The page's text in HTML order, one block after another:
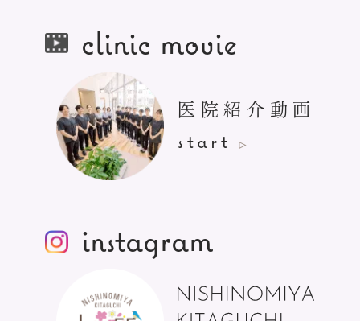
clinic movie
医院紹介 動画
start
instagram